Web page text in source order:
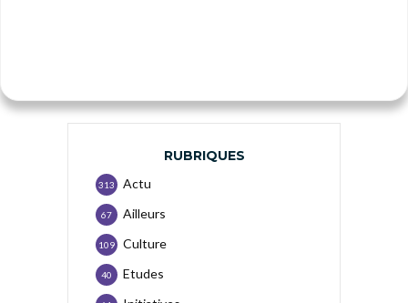
RUBRIQUES
Actu
313
Ailleurs
67
Culture
109
Etudes
40